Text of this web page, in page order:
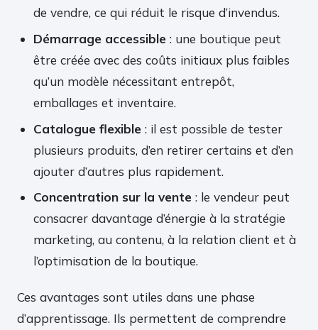
de vendre, ce qui réduit le risque d’invendus.
Démarrage accessible : une boutique peut
être créée avec des coûts initiaux plus faibles
qu’un modèle nécessitant entrepôt,
emballages et inventaire.
Catalogue flexible : il est possible de tester
plusieurs produits, d’en retirer certains et d’en
ajouter d’autres plus rapidement.
Concentration sur la vente : le vendeur peut
consacrer davantage d’énergie à la stratégie
marketing, au contenu, à la relation client et à
l’optimisation de la boutique.
Ces avantages sont utiles dans une phase
d’apprentissage. Ils permettent de comprendre